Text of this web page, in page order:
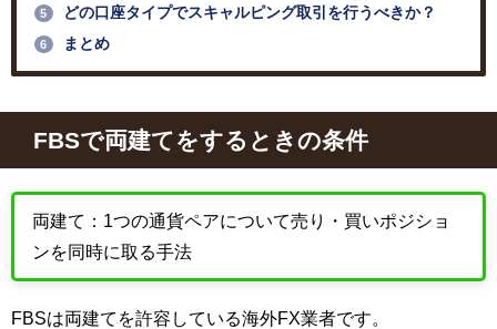
5 どの口座タイプでスキャルピング取引を行うべきか？
6 まとめ
FBSで両建てをするときの条件
両建て：1つの通貨ペアについて売り・買いポジショ
ンを同時に取る手法
FBSは両建てを許容している海外FX業者です。